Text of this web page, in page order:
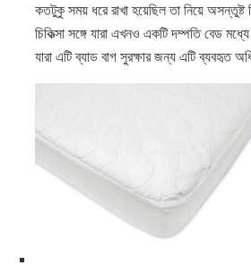
কতটুকু সময় ধরে রাখা হয়েছিল তা নিয়ে অসন্তুষ্ট
চিকিত্সা সঙ্গে যারা এখনও একটি দম্পতি বেড
যারা এটি ব্যাড বাগ সুরক্ষার জন্য এটি ব্যবহৃত